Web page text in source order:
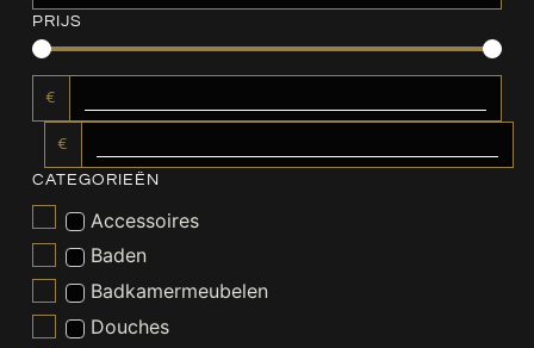
PRIJS
€
€
CATEGORIEËN
Accessoires
Baden
Badkamermeubelen
Douches